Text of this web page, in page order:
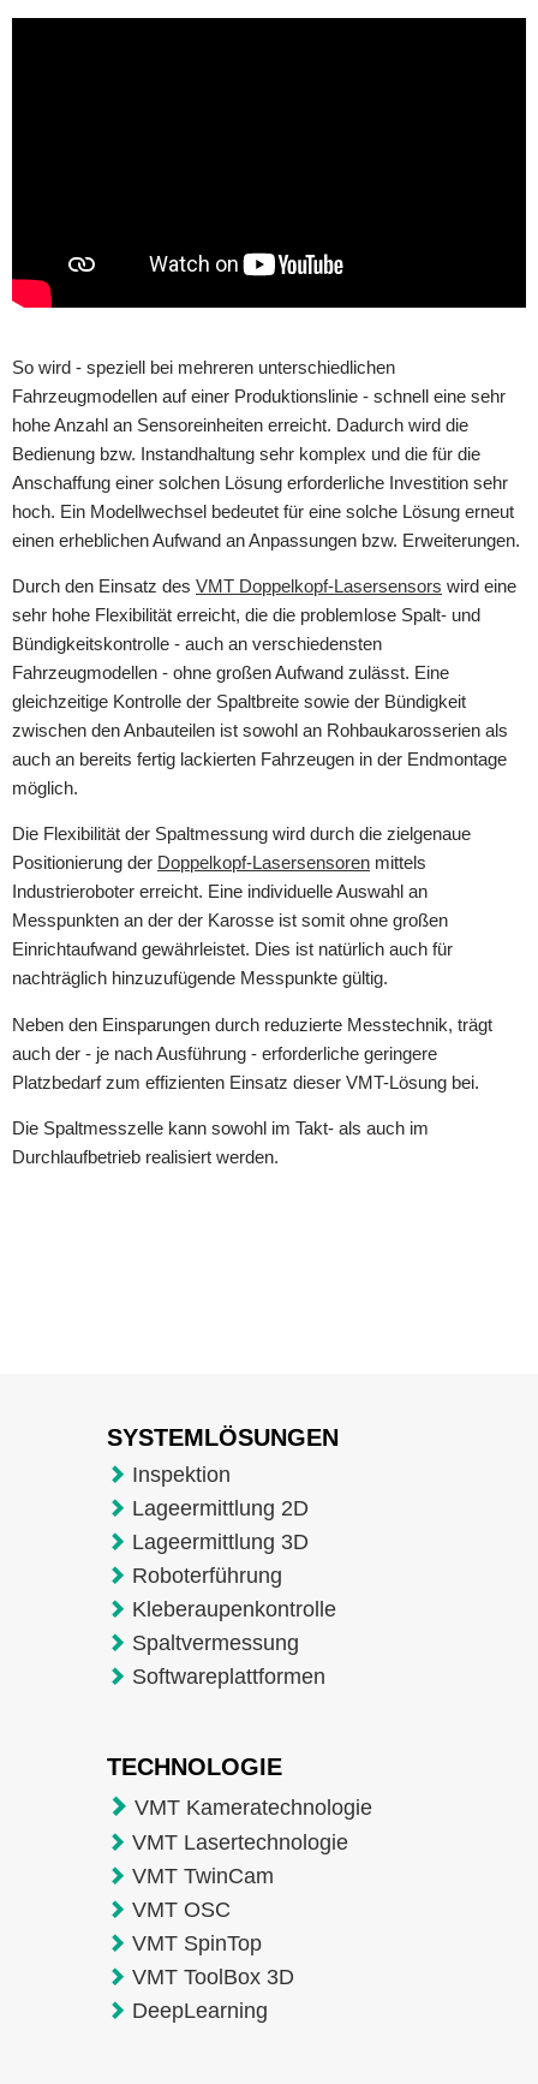
So wird - speziell bei mehreren unterschiedlichen
Fahrzeugmodellen auf einer Produktionslinie - schnell eine sehr
hohe Anzahl an Sensoreinheiten erreicht. Dadurch wird die
Bedienung bzw. Instandhaltung sehr komplex und die für die
Anschaffung einer solchen Lösung erforderliche Investition sehr
hoch. Ein Modellwechsel bedeutet für eine solche Lösung erneut
einen erheblichen Aufwand an Anpassungen bzw. Erweiterungen.
Durch den Einsatz des VMT Doppelkopf-Lasersensors wird eine
sehr hohe Flexibilität erreicht, die die problemlose Spalt- und
Bündigkeitskontrolle - auch an verschiedensten
Fahrzeugmodellen - ohne großen Aufwand zulässt. Eine
gleichzeitige Kontrolle der Spaltbreite sowie der Bündigkeit
zwischen den Anbauteilen ist sowohl an Rohbaukarosserien als
auch an bereits fertig lackierten Fahrzeugen in der Endmontage
möglich.
Die Flexibilität der Spaltmessung wird durch die zielgenaue
Positionierung der Doppelkopf-Lasersensoren mittels
Industrieroboter erreicht. Eine individuelle Auswahl an
Messpunkten an der der Karosse ist somit ohne großen
Einrichtaufwand gewährleistet. Dies ist natürlich auch für
nachträglich hinzuzufügende Messpunkte gültig.
Neben den Einsparungen durch reduzierte Messtechnik, trägt
auch der - je nach Ausführung - erforderliche geringere
Platzbedarf zum effizienten Einsatz dieser VMT-Lösung bei.
Die Spaltmesszelle kann sowohl im Takt- als auch im
Durchlaufbetrieb realisiert werden.
SYSTEMLÖSUNGEN
Inspektion
Lageermittlung 2D
Lageermittlung 3D
Roboterführung
Kleberaupenkontrolle
Spaltvermessung
Softwareplattformen
TECHNOLOGIE
VMT Kameratechnologie
VMT Lasertechnologie
VMT TwinCam
VMT OSC
VMT SpinTop
VMT ToolBox 3D
DeepLearning